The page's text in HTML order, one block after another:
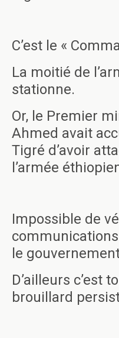
C’est le «
La moitié de
stationne.
Or, le Premier
Ahmed avait
Tigré d’avoir
l’armée
Impossible de
le
D’ailleurs c’est
brouillard